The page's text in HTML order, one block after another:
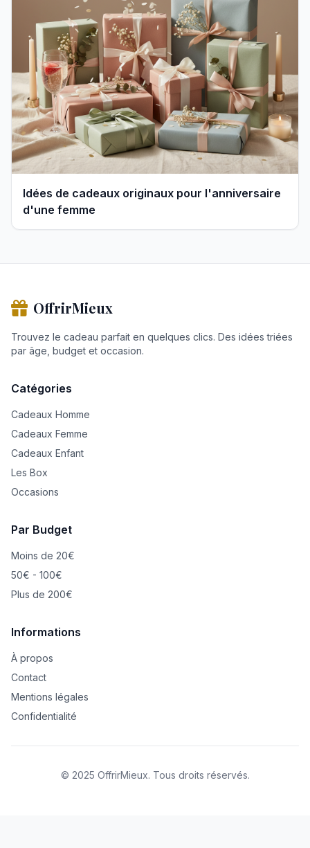
Idées de cadeaux originaux pour l'anniversaire
d'une femme
OffrirMieux
Trouvez le cadeau parfait en quelques clics. Des idées triées
par âge, budget et occasion.
Catégories
Cadeaux Homme
Cadeaux Femme
Cadeaux Enfant
Les Box
Occasions
Par Budget
Moins de 20€
50€ - 100€
Plus de 200€
Informations
À propos
Contact
Mentions légales
Confidentialité
© 2025 OffrirMieux. Tous droits réservés.